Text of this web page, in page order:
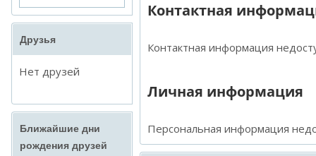
Друзья
Нет друзей
Ближайшие дни
рождения друзей
Контактная
Контактная информация
Личная информация
Персональная информация